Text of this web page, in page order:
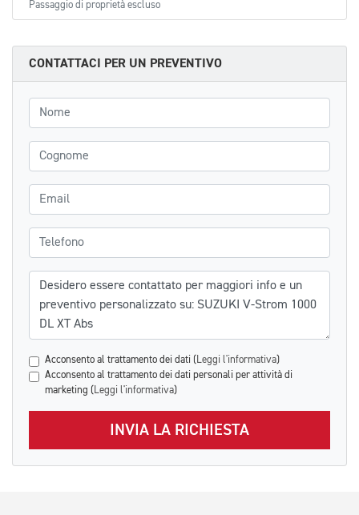
Passaggio di proprietà escluso
CONTATTACI PER UN PREVENTIVO
Nome
Cognome
Email
Telefono
Messaggio
Acconsento al trattamento dei dati ( Leggi l'informativa)
Acconsento al trattamento dei dati personali per attività di
marketing ( Leggi l'informativa)
INVIA LA RICHIESTA